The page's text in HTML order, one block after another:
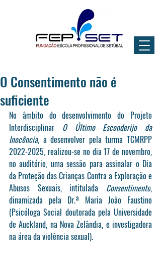
O Consentimento não é
suficiente
No âmbito do desenvolvimento do Projeto
Interdisciplinar O Último Esconderijo da
Inocência, a desenvolver pela turma TCMRPP
2022-2025, realizou-se no dia 17 de novembro,
no auditório, uma sessão para assinalar o Dia
da Proteção das Crianças Contra a Exploração e
Abusos Sexuais, intitulada Consentimento,
dinamizada pela Dr.ª Maria João Faustino
(Psicóloga Social doutorada pela Universidade
de Auckland, na Nova Zelândia, e investigadora
na área da violência sexual).